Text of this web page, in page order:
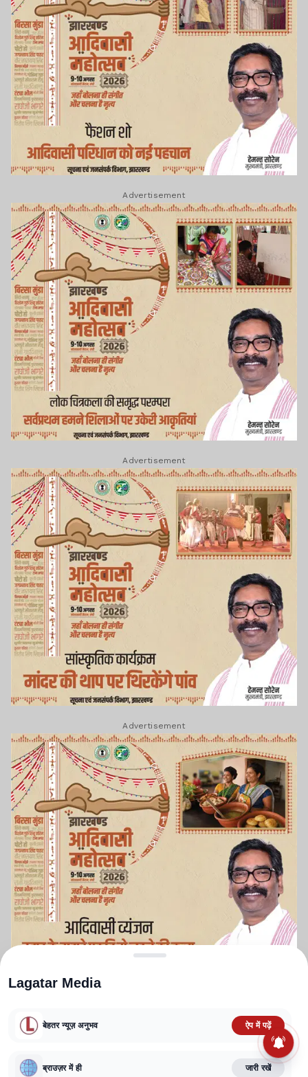
Advertisement
Advertisement
Advertisement
TERMS AND CONDITIONS
CORRECTIONS POLICY
FACT CHECKING POLICY
Lagatar Media
बेहतर न्यूज़ अनुभव ऐप में पढ़ें
ब्राउज़र में ही जारी रखें